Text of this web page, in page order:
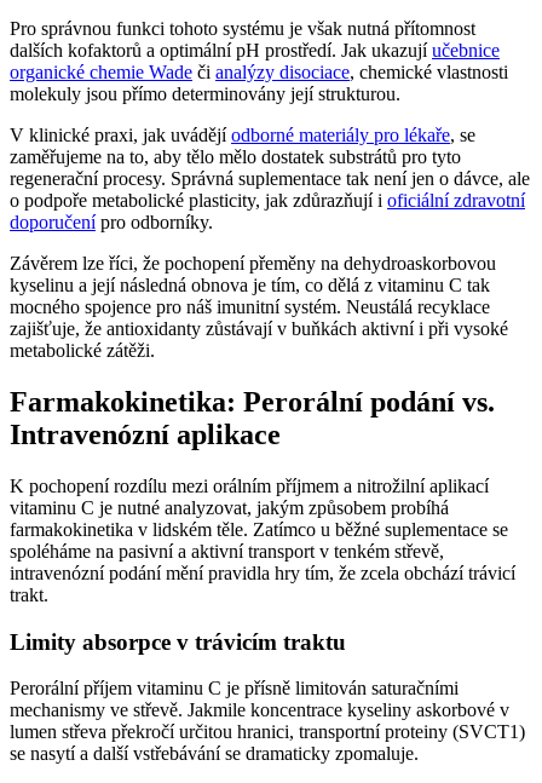
Pro správnou funkci tohoto systému je však nutná přítomnost
dalších kofaktorů a optimální pH prostředí. Jak ukazujíučebnice
organické chemie Wade či analýzy disociace, chemické vlastnosti
molekuly jsou přímo determinovány její strukturou.
V klinické praxi, jak uvádějíodborné materiály pro lékaře, se
zaměřujeme na to, aby tělo mělo dostatek substrátů pro tyto
regenerační procesy. Správná suplementace tak není jen o dávce, ale
o podpoře metabolické plasticity, jak zdůrazňují i oficiální zdravotní
doporučenípro odborníky.
Závěrem lze říci, že pochopení přeměny na dehydroaskorbovou
kyselinu a její následná obnova je tím, co dělá z vitaminu C tak
mocného spojence pro náš imunitní systém. Neustálá recyklace
zajišťuje, že antioxidanty zůstávají v buňkách aktivní i při vysoké
metabolické zátěži.
Farmakokinetika: Perorální podání vs.
Intravenózní aplikace
K pochopení rozdílu mezi orálním příjmem a nitrožilní aplikací
vitaminu C je nutné analyzovat, jakým způsobem probíhá
farmakokinetika v lidském těle. Zatímco u běžné suplementace se
spoléháme na pasivní a aktivní transport v tenkém střevě,
intravenózní podání mění pravidla hry tím, že zcela obchází trávicí
trakt.
Limity absorpce v trávicím traktu
Perorální příjem vitaminu C je přísně limitován saturačními
mechanismy ve střevě. Jakmile koncentrace kyseliny askorbové v
lumen střeva překročí určitou hranici, transportní proteiny (SVCT1)
se nasytí a další vstřebávání se dramaticky zpomaluje.